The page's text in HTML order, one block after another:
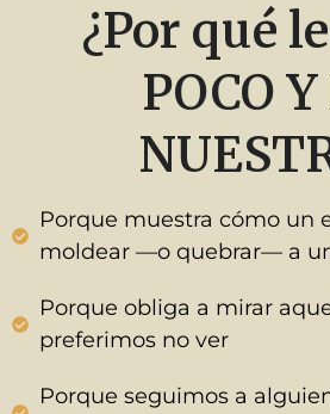
¿Por qué
POCO
Porque muestra cómo un
moldear —o quebrar— a
Porque obliga a mirar
preferimos no ver
Porque seguimos a